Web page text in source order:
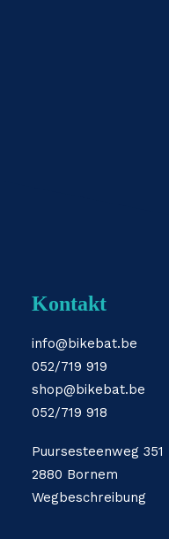
Kontakt
info@bikebat.be
052/719 919
shop@bikebat.be
052/719 918
Puursesteenweg 351
2880 Bornem
Wegbeschreibung